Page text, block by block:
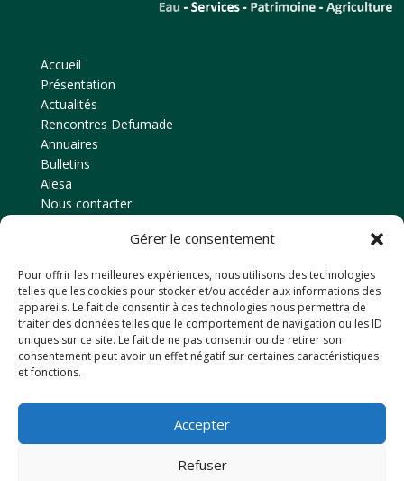
Gérer le consentement
Pour offrir les meilleures expériences, nous utilisons des technologies
telles que les cookies pour stocker et/ou accéder aux informations des
appareils. Le fait de consentir à ces technologies nous permettra de
traiter des données telles que le comportement de navigation ou les ID
uniques sur ce site. Le fait de ne pas consentir ou de retirer son
consentement peut avoir un effet négatif sur certaines caractéristiques
et fonctions.
Accepter
Refuser
Accueil
Présentation
Actualités
Rencontres Defumade
Annuaires
Bulletins
Alesa
Nous contacter
Amicale des anciens élèves
EPLEFPA d’Ahun
Le Chaussadis
23150 AHUN
Tél: 05 55 81 48 80
Email : anciensdahun@hotmail.fr
Retrouvez-nous sur Facebook